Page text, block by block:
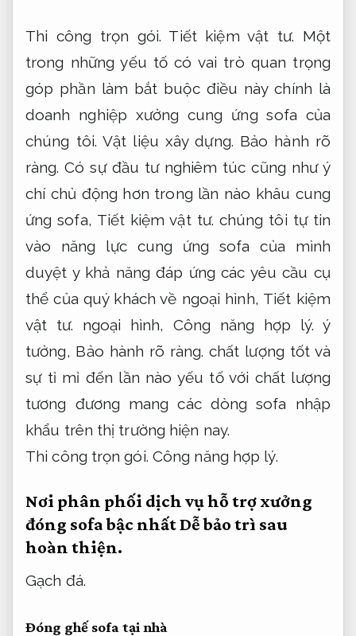
Thi công trọn gói. Tiết kiệm vật tư. Một
trong những yếu tố có vai trò quan trọng
góp phần làm bắt buộc điều này chính là
doanh nghiệp xưởng cung ứng sofa của
chúng tôi.Vật liệu xây dựng. Bảo hành rõ
ràng. Có sự đầu tư nghiêm túc cũng như ý
chí chủ động hơn trong lần nào khâu cung
ứng sofa, Tiết kiệm vật tư. chúng tôi tự tin
vào năng lực cung ứng sofa của mình
duyệt y khả năng đáp ứng các yêu cầu cụ
thể của quý khách về ngoại hình, Tiết kiệm
vật tư. ngoại hình,Công năng hợp lý. ý
tưởng, Bảo hành rõ ràng. chất lượng tốt và
sự tỉ mỉ đến lần nào yếu tố với chất lượng
tương đương mang các dòng sofa nhập
khẩu trên thị trường hiện nay.
Thi công trọn gói. Công năng hợp lý.
Nơi phân phối dịch vụ hỗ trợ xưởng
đóng sofa bậc nhấtDễ bảo trì sau
hoàn thiện.
Gạch đá.
Đóng ghế sofa tại nhà